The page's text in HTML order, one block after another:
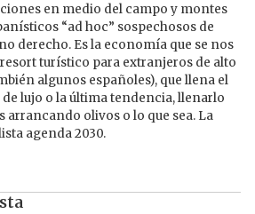
en medio del campo y montes
“ad hoc” sospechosos de
derecho. Es la economía que se nos
turístico para extranjeros de alto
algunos españoles), que llena el
lujo o la última tendencia, llenarlo
arrancando olivos o lo que sea. La
agenda 2030.